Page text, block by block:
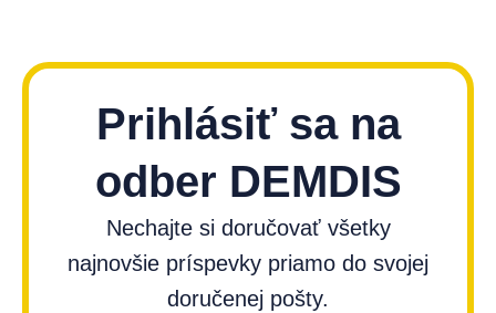
Prihlásiť sa na
odber DEMDIS
Nechajte si doručovať všetky
najnovšie príspevky priamo do svojej
doručenej pošty.